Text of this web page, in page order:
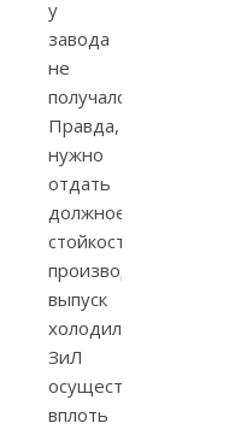
у
завода
не
получалось.
Правда,
нужно
отдать
должное
стойкости
производства:
выпуск
холодильников
ЗиЛ
осуществлялся
вплоть